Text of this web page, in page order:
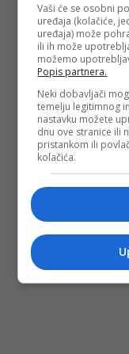
Vaši će se osobni
uređaja (kolačiće,
uređaja) može
ili ih može
možemo
Popis partnera.
Neki dobavljači
temelju legitimnog
nastavku možete
dnu ove stranice ili
pristankom ili
kolačića.